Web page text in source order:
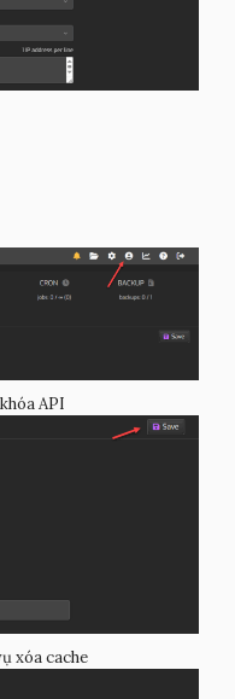
API
xóa cache